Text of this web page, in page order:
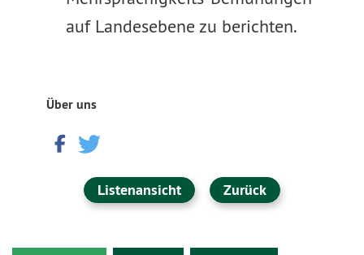
auf Landesebene zu berichten.
Über uns
Listenansicht Zurück